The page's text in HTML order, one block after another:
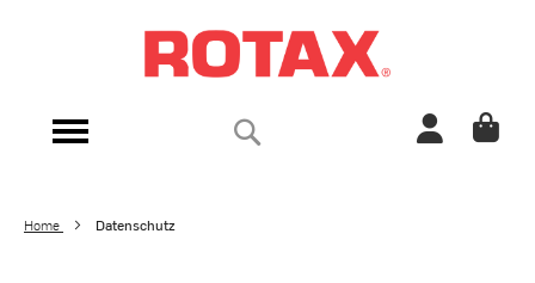
Navigation
Home Datenschutz